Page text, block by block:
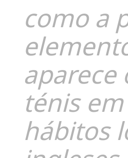
como a
ténis
hábitos